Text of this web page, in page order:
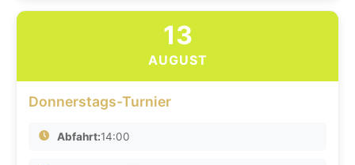
13
AUGUST
Donnerstags-Turnier
Abfahrt:14:00